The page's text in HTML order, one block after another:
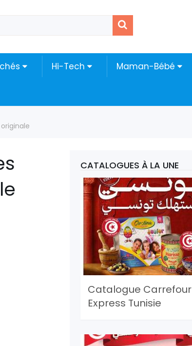
Hi-Tech Maman-Bébé
CATALOGUES À LA UNE
Catalogue Carrefour
Express Tunisie